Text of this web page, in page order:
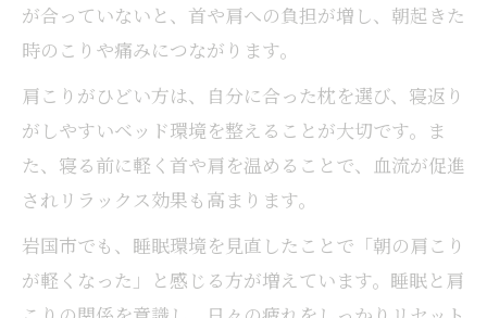
が合っていないと、首や肩への負担が増し、朝起きた
時のこりや痛みにつながります。
肩こりがひどい方は、自分に合った枕を選び、寝返り
がしやすいベッド環境を整えることが大切です。ま
た、寝る前に軽く首や肩を温めることで、血流が促進
されリラックス効果も高まります。
岩国市でも、睡眠環境を見直したことで「朝の肩こり
が軽くなった」と感じる方が増えています。睡眠と肩